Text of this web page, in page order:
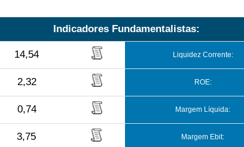
Indicadores Fundamentalistas:
14,54 Liquidez Corrente:
2,32 ROE:
0,74 Margem Líquida:
3,75 Margem Ebit: